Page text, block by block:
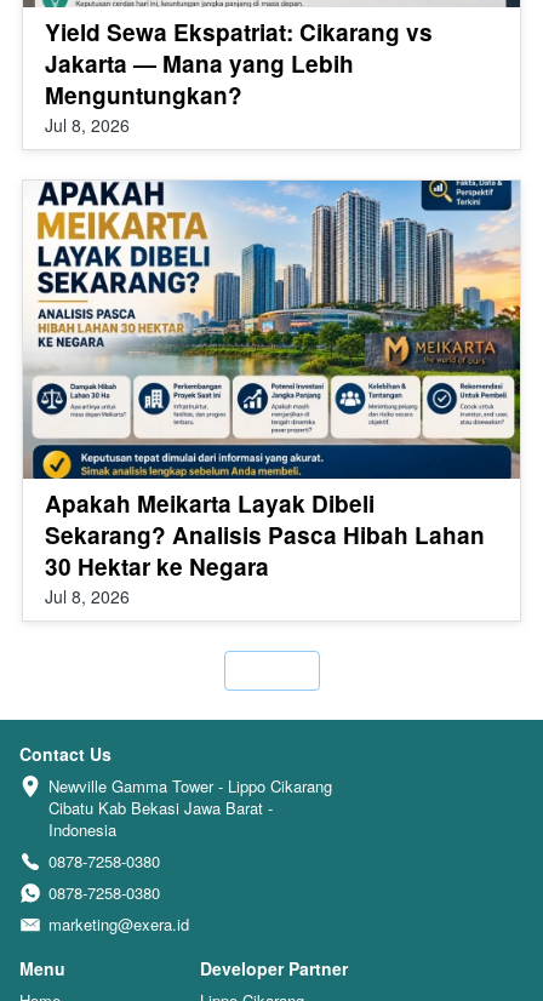
Yield Sewa Ekspatriat: Cikarang vs
Jakarta — Mana yang Lebih
Menguntungkan?
Jul 8, 2026
Apakah Meikarta Layak Dibeli
Sekarang? Analisis Pasca Hibah Lahan
30 Hektar ke Negara
Jul 8, 2026
Contact Us
Newville Gamma Tower - Lippo Cikarang
Cibatu Kab Bekasi Jawa Barat -
Indonesia
0878-7258-0380
0878-7258-0380
marketing@exera.id
Menu Developer Partner